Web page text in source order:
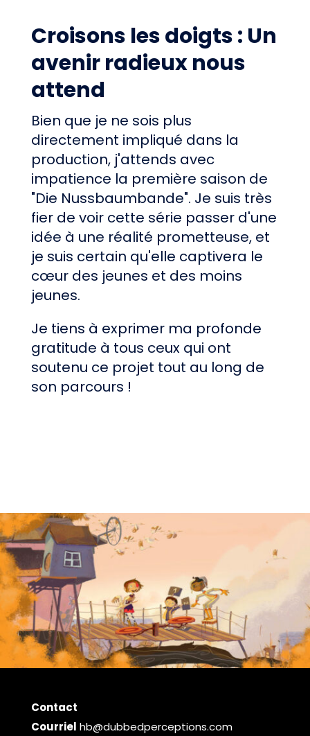
Croisons les doigts : Un
avenir radieux nous
attend
Bien que je ne sois plus
directement impliqué dans la
production, j'attends avec
impatience la première saison de
"Die Nussbaumbande". Je suis très
fier de voir cette série passer d'une
idée à une réalité prometteuse, et
je suis certain qu'elle captivera le
cœur des jeunes et des moins
jeunes.
Je tiens à exprimer ma profonde
gratitude à tous ceux qui ont
soutenu ce projet tout au long de
son parcours !
Contact
Courriel hb@dubbedperceptions.com